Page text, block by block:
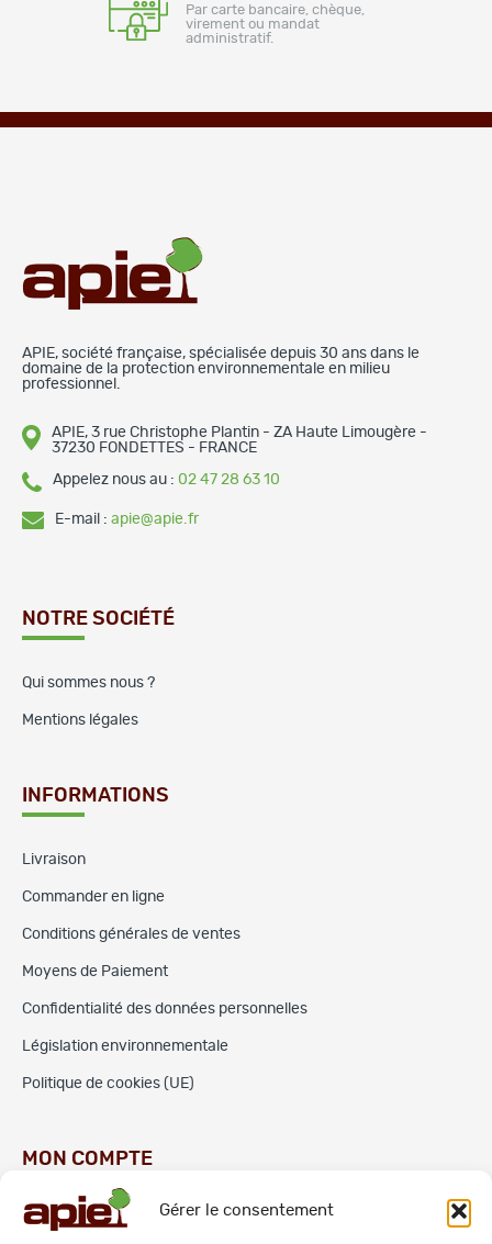
Gérer le consentement
Par carte bancaire, chèque,
virement ou mandat
administratif.
APIE, société française, spécialisée depuis 30 ans dans le
domaine de la protection environnementale en milieu
professionnel.
APIE, 3 rue Christophe Plantin - ZA Haute Limougère -
37230 FONDETTES - FRANCE
Appelez nous au : 02 47 28 63 10
E-mail : apie@apie.fr
NOTRE SOCIÉTÉ
Qui sommes nous ?
Mentions légales
INFORMATIONS
Livraison
Commander en ligne
Conditions générales de ventes
Moyens de Paiement
Confidentialité des données personnelles
Législation environnementale
Politique de cookies (UE)
MON COMPTE
Commandes